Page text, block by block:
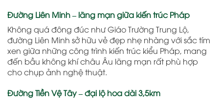
Đường Liên Minh – lãng mạn giữa kiến trúc Pháp
Không quá đông đúc như Giáo Trường Trung Lộ,
đường Liên Minh sở hữu vẻ đẹp nhẹ nhàng với sắc tím
xen giữa những công trình kiến trúc kiểu Pháp, mang
đến bầu không khí châu Âu lãng mạn rất phù hợp
cho chụp ảnh nghệ thuật.
Đường Tiền Vệ Tây – đại lộ hoa dài 3,5km